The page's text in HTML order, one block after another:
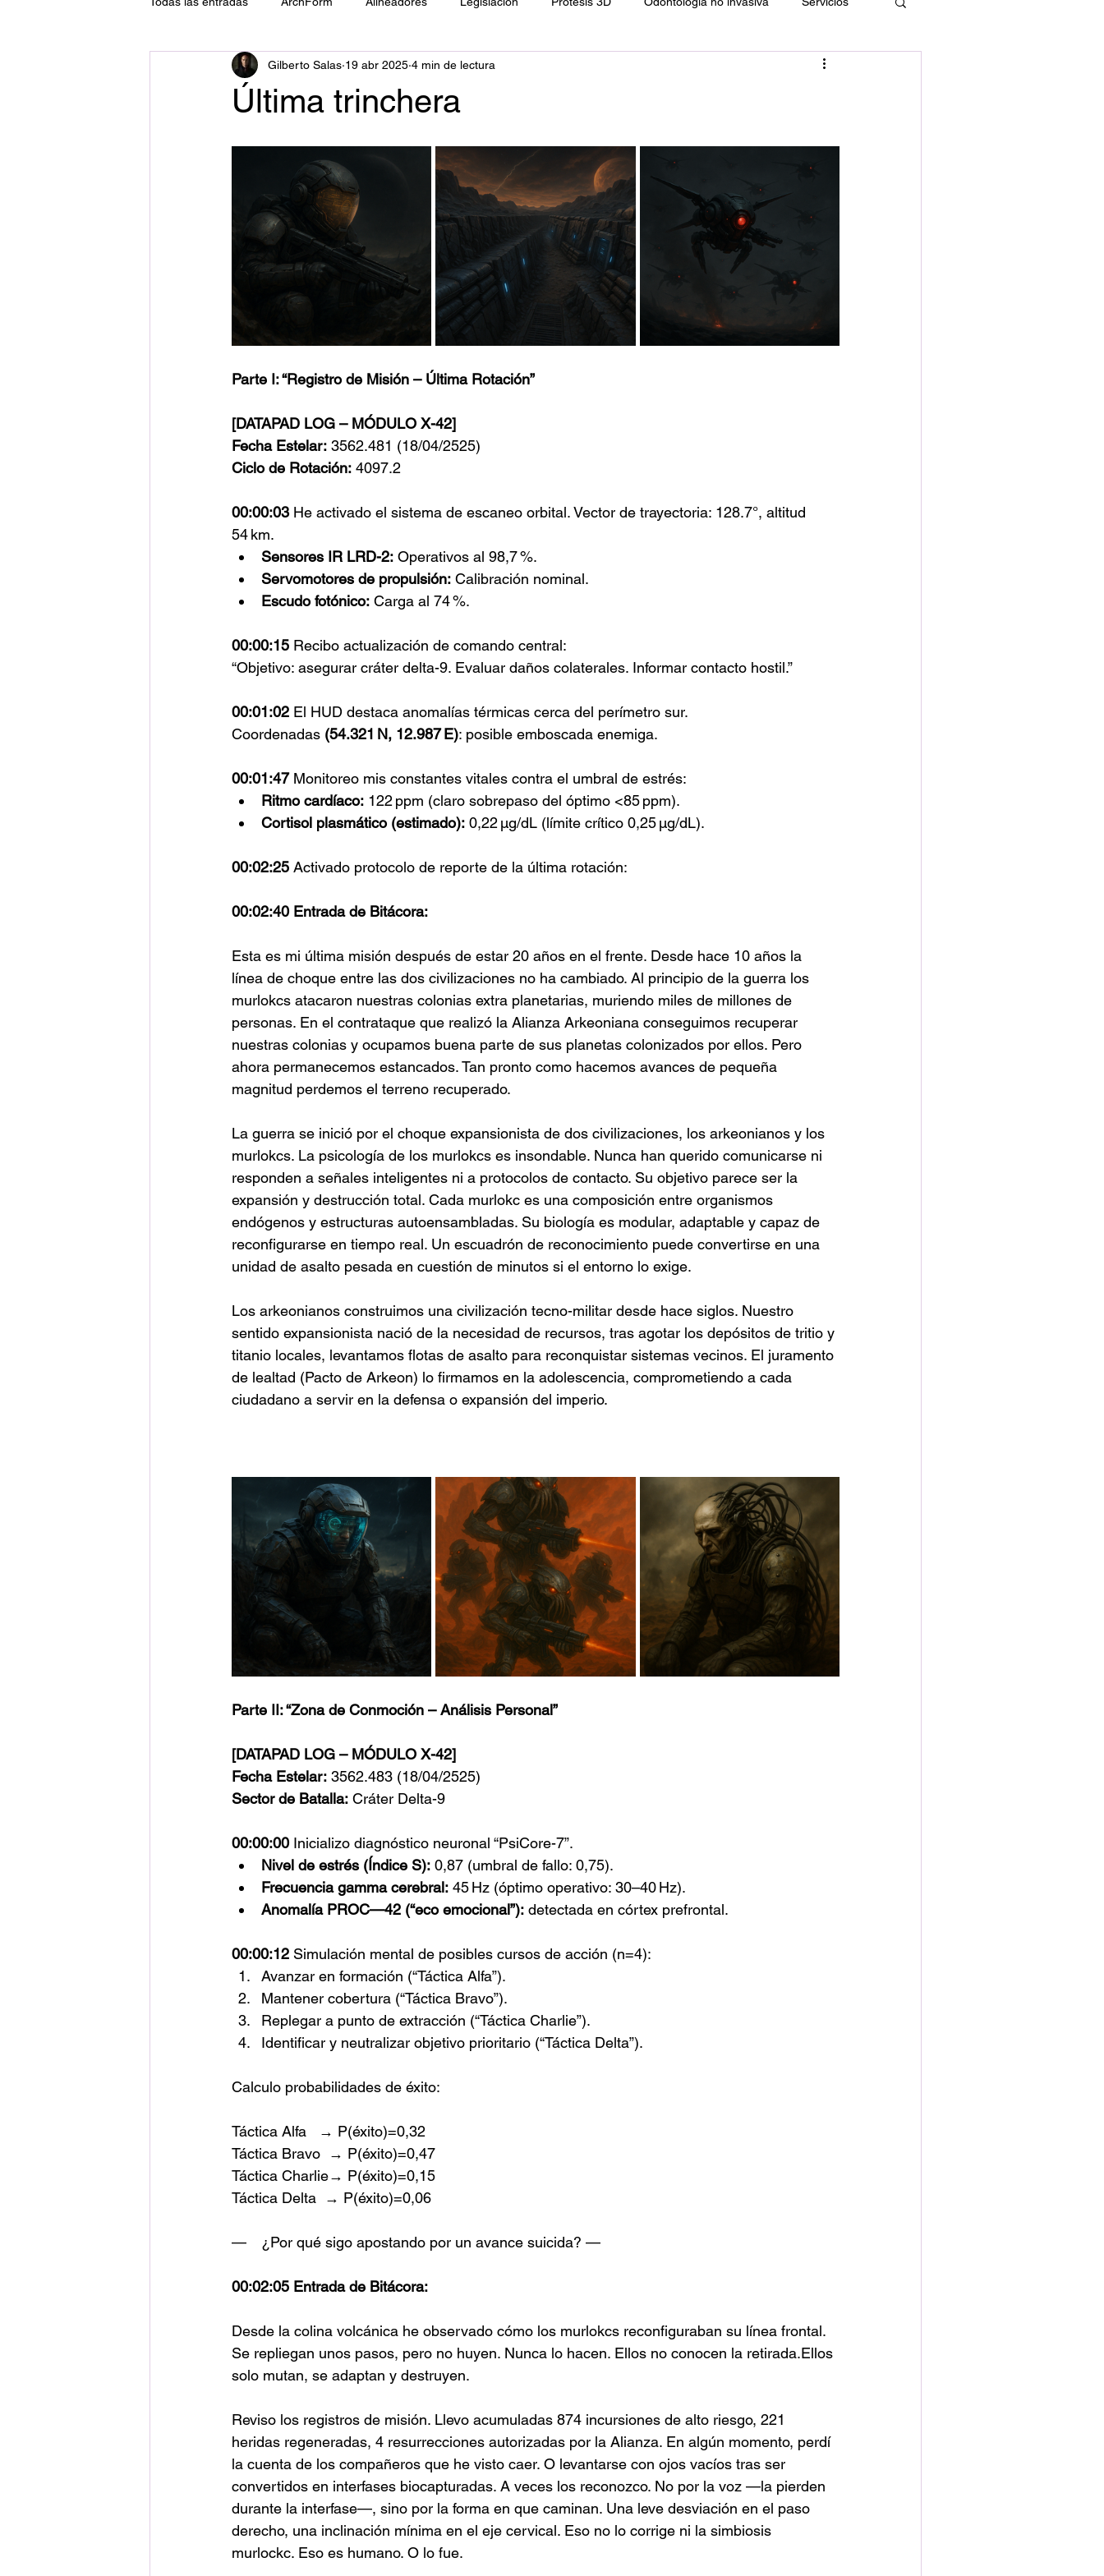
Tecnología Implantología Resinas directas
Última trinchera
Gilberto Salas 19 abr 2025 4 min de lectura
Parte I: “Registro de Misión – Última Rotación”
[DATAPAD LOG – MÓDULO X-42]
Fecha Estelar: 3562.481 (18/04/2525)
Ciclo de Rotación: 4097.2
00:00:03 He activado el sistema de escaneo orbital. Vector de trayectoria: 128.7°, altitud
54 km.
Sensores IR LRD-2: Operativos al 98,7 %.
Servomotores de propulsión: Calibración nominal.
Escudo fotónico: Carga al 74 %.
00:00:15 Recibo actualización de comando central:
“Objetivo: asegurar cráter delta-9. Evaluar daños colaterales. Informar contacto hostil.”
00:01:02 El HUD destaca anomalías térmicas cerca del perímetro sur.
Coordenadas (54.321 N, 12.987 E): posible emboscada enemiga.
00:01:47 Monitoreo mis constantes vitales contra el umbral de estrés:
Ritmo cardíaco: 122 ppm (claro sobrepaso del óptimo <85 ppm).
Cortisol plasmático (estimado): 0,22 µg/dL (límite crítico 0,25 µg/dL).
00:02:25 Activado protocolo de reporte de la última rotación:
00:02:40 Entrada de Bitácora:
Esta es mi última misión después de estar 20 años en el frente. Desde hace 10 años la
línea de choque entre las dos civilizaciones no ha cambiado. Al principio de la guerra los
murlokcs atacaron nuestras colonias extra planetarias, muriendo miles de millones de
personas. En el contrataque que realizó la Alianza Arkeoniana conseguimos recuperar
nuestras colonias y ocupamos buena parte de sus planetas colonizados por ellos. Pero
ahora permanecemos estancados. Tan pronto como hacemos avances de pequeña
magnitud perdemos el terreno recuperado.
La guerra se inició por el choque expansionista de dos civilizaciones, los arkeonianos y los
murlokcs. La psicología de los murlokcs es insondable. Nunca han querido comunicarse ni
responden a señales inteligentes ni a protocolos de contacto. Su objetivo parece ser la
expansión y destrucción total. Cada murlokc es una composición entre organismos
endógenos y estructuras autoensambladas. Su biología es modular, adaptable y capaz de
reconfigurarse en tiempo real. Un escuadrón de reconocimiento puede convertirse en una
unidad de asalto pesada en cuestión de minutos si el entorno lo exige.
Los arkeonianos construimos una civilización tecno-militar desde hace siglos. Nuestro
sentido expansionista nació de la necesidad de recursos, tras agotar los depósitos de tritio y
titanio locales, levantamos flotas de asalto para reconquistar sistemas vecinos. El juramento
de lealtad (Pacto de Arkeon) lo firmamos en la adolescencia, comprometiendo a cada
ciudadano a servir en la defensa o expansión del imperio.
Parte II: “Zona de Conmoción – Análisis Personal”
[DATAPAD LOG – MÓDULO X-42]
Fecha Estelar: 3562.483 (18/04/2525)
Sector de Batalla: Cráter Delta-9
00:00:00 Inicializo diagnóstico neuronal “PsiCore-7”.
Nivel de estrés (Índice S): 0,87 (umbral de fallo: 0,75).
Frecuencia gamma cerebral: 45 Hz (óptimo operativo: 30–40 Hz).
Anomalía PROC—42 (“eco emocional”): detectada en córtex prefrontal.
00:00:12 Simulación mental de posibles cursos de acción (n=4):
Avanzar en formación (“Táctica Alfa”).
Mantener cobertura (“Táctica Bravo”).
Replegar a punto de extracción (“Táctica Charlie”).
Identificar y neutralizar objetivo prioritario (“Táctica Delta”).
Calculo probabilidades de éxito:
Táctica Alfa   → P(éxito)=0,32
Táctica Bravo  → P(éxito)=0,47
Táctica Charlie→ P(éxito)=0,15
Táctica Delta  → P(éxito)=0,06
— ¿Por qué sigo apostando por un avance suicida? —
00:02:05 Entrada de Bitácora:
Desde la colina volcánica he observado cómo los murlokcs reconfiguraban su línea frontal.
Se repliegan unos pasos, pero no huyen. Nunca lo hacen. Ellos no conocen la retirada.Ellos
solo mutan, se adaptan y destruyen.
Reviso los registros de misión. Llevo acumuladas 874 incursiones de alto riesgo, 221
heridas regeneradas, 4 resurrecciones autorizadas por la Alianza. En algún momento, perdí
la cuenta de los compañeros que he visto caer. O levantarse con ojos vacíos tras ser
convertidos en interfases biocapturadas. A veces los reconozco. No por la voz —la pierden
durante la interfase—, sino por la forma en que caminan. Una leve desviación en el paso
derecho, una inclinación mínima en el eje cervical. Eso no lo corrige ni la simbiosis
murlockc. Eso es humano. O lo fue.